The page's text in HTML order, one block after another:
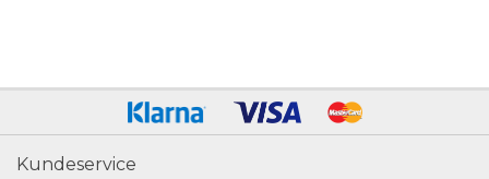
Kundeservice